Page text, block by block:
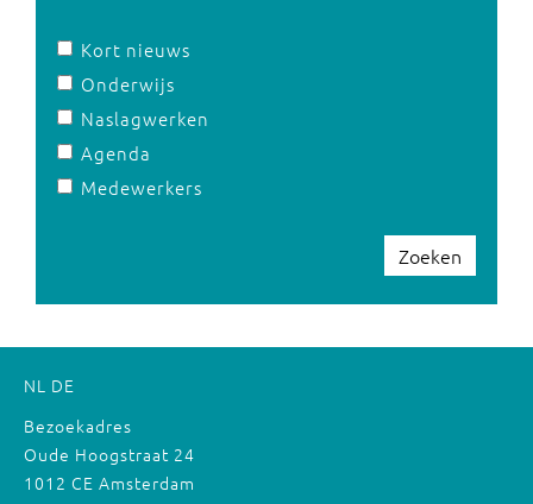
Kort nieuws
Onderwijs
Naslagwerken
Agenda
Medewerkers
Zoeken
NL DE
Bezoekadres
Oude Hoogstraat 24
1012 CE Amsterdam